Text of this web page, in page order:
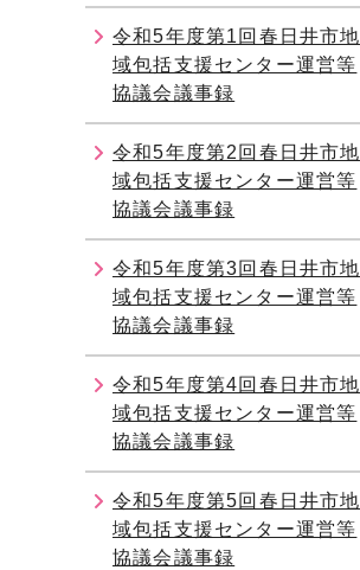
令和5年度第1回春日井市地
域包括支援センター運営等
協議会議事録
令和5年度第2回春日井市地
域包括支援センター運営等
協議会議事録
令和5年度第3回春日井市地
域包括支援センター運営等
協議会議事録
令和5年度第4回春日井市地
域包括支援センター運営等
協議会議事録
令和5年度第5回春日井市地
域包括支援センター運営等
協議会議事録